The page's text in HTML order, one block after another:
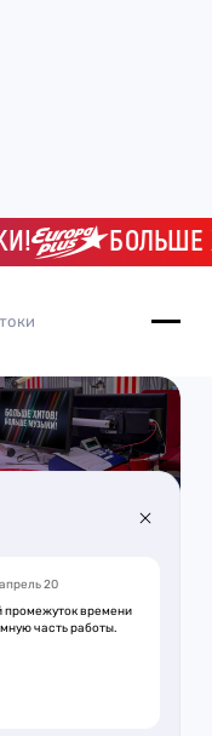
БОЛЬШЕ
20
промежуток времени
часть работы.